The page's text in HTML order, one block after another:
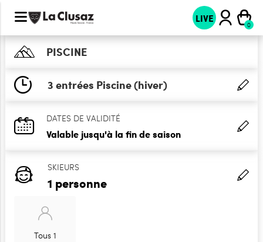
LIVE
PISCINE
3 entrées Piscine (hiver)
DATES DE VALIDITÉ
Valable jusqu'à la fin de saison
SKIEURS
1 personne
Tous 1